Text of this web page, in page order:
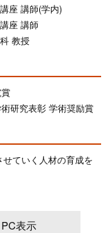
座 講師(学内)
座 講師
教授
研究表彰 学術奨励賞
ていく人材の育成を
PC表示